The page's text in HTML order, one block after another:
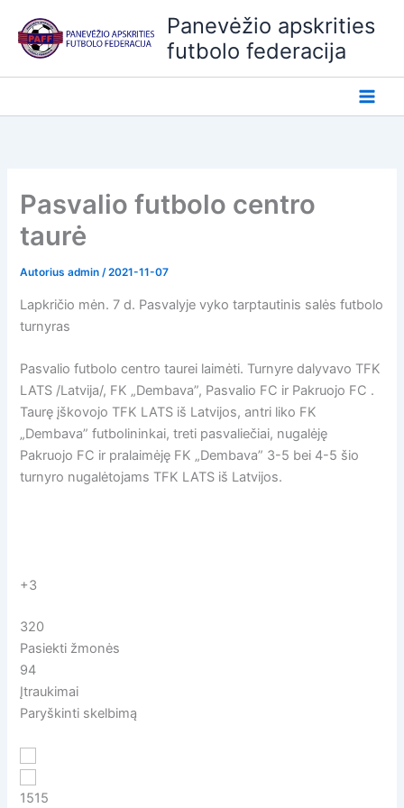
prie
turinio
Panevėžio apskrities
futbolo federacija
Pasvalio futbolo centro
taurė
Autorius admin/2021-11-07
Lapkričio mėn. 7 d. Pasvalyje vyko tarptautinis salės futbolo
turnyras
Pasvalio futbolo centro taurei laimėti. Turnyre dalyvavo TFK
LATS /Latvija/, FK „Dembava”, Pasvalio FC ir Pakruojo FC .
Taurę įškovojo TFK LATS iš Latvijos, antri liko FK
„Dembava” futbolininkai, treti pasvaliečiai, nugalėję
Pakruojo FC ir pralaimėję FK „Dembava” 3-5 bei 4-5 šio
turnyro nugalėtojams TFK LATS iš Latvijos.
+3
320
Pasiekti žmonės
94
Įtraukimai
Paryškinti skelbimą
1515